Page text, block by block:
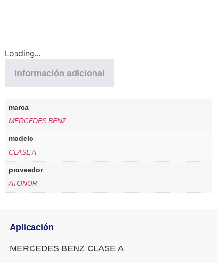
Loading...
Información adicional
marca
MERCEDES BENZ
modelo
CLASE A
proveedor
ATONOR
Aplicación
MERCEDES BENZ CLASE A